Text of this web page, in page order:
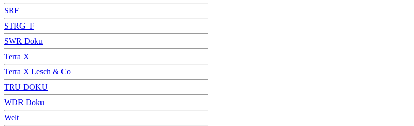
SRF
STRG_F
SWR Doku
Terra X
Terra X Lesch & Co
TRU DOKU
WDR Doku
Welt